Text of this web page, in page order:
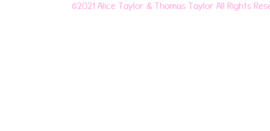
©2021 Alice Taylor & Thomas Taylor All Rights